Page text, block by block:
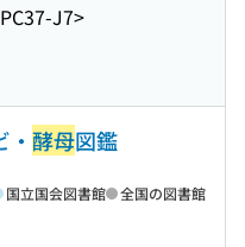
J7>
酵母図鑑
国立国会図書館 全国の図書館